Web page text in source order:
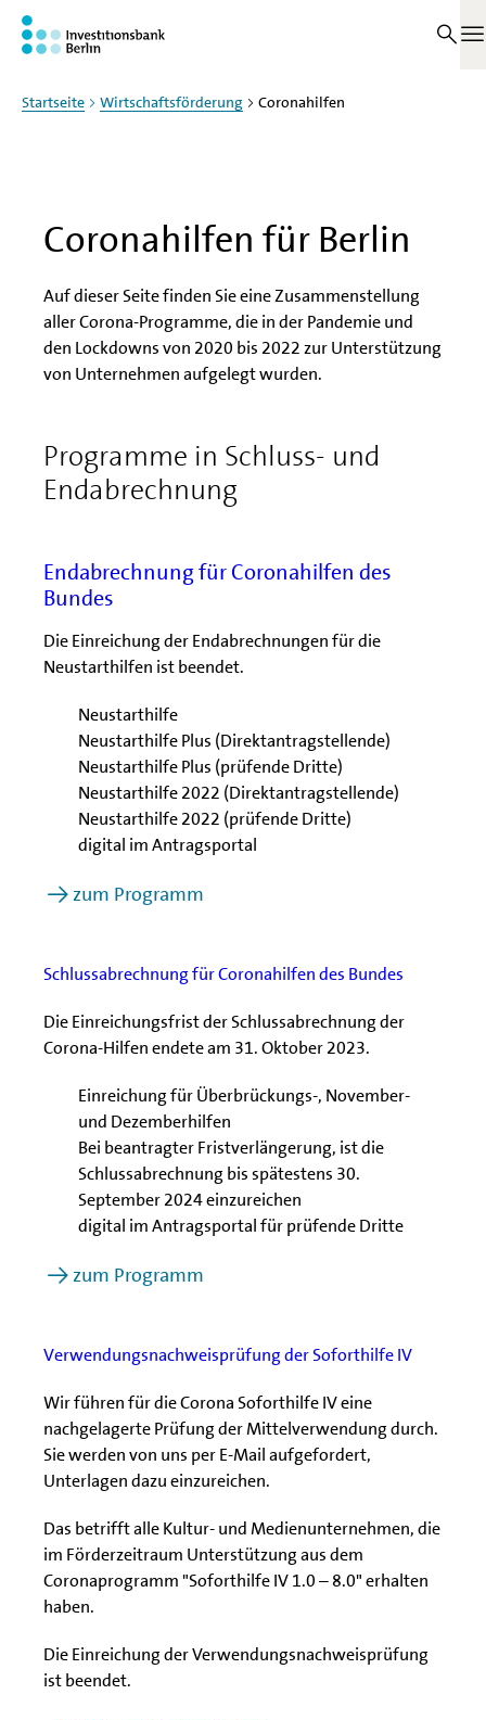
Zum Haupinhalt springen
Startseite Wirtschaftsförderung Coronahilfen
Coronahilfen für Berlin
Auf dieser Seite finden Sie eine Zusammenstellung
aller Corona-Programme, die in der Pandemie und
den Lockdowns von 2020 bis 2022 zur Unterstützung
von Unternehmen aufgelegt wurden.
Programme in Schluss- und
Endabrechnung
Endabrechnung für Coronahilfen des
Bundes
Die Einreichung der Endabrechnungen für die
Neustarthilfen ist beendet.
Neustarthilfe
Neustarthilfe Plus (Direktantragstellende)
Neustarthilfe Plus (prüfende Dritte)
Neustarthilfe 2022 (Direktantragstellende)
Neustarthilfe 2022 (prüfende Dritte)
digital im Antragsportal
zum Programm
Schlussabrechnung für Coronahilfen des Bundes
Die Einreichungsfrist der Schlussabrechnung der
Corona-Hilfen endete am 31. Oktober 2023.
Einreichung für Überbrückungs-, November-
und Dezemberhilfen
Bei beantragter Fristverlängerung, ist die
Schlussabrechnung bis spätestens 30.
September 2024 einzureichen
digital im Antragsportal für prüfende Dritte
zum Programm
Verwendungsnachweisprüfung der Soforthilfe IV
Wir führen für die Corona Soforthilfe IV eine
nachgelagerte Prüfung der Mittelverwendung durch.
Sie werden von uns per E-Mail aufgefordert,
Unterlagen dazu einzureichen.
Das betrifft alle Kultur- und Medienunternehmen, die
im Förderzeitraum Unterstützung aus dem
Coronaprogramm "Soforthilfe IV 1.0 – 8.0" erhalten
haben.
Die Einreichung der Verwendungsnachweisprüfung
ist beendet.
Übersicht